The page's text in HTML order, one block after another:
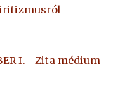
I. - Zita médium